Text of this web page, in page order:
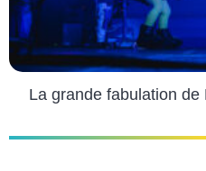
La grande fabulation